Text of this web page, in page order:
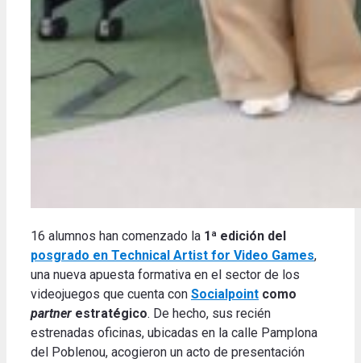
16 alumnos han comenzado la 1ª edición del
posgrado en Technical Artist for Video Games,
una nueva apuesta formativa en el sector de los
videojuegos que cuenta con Socialpoint como
partner estratégico. De hecho, sus recién
estrenadas oficinas, ubicadas en la calle Pamplona
del Poblenou, acogieron un acto de presentación